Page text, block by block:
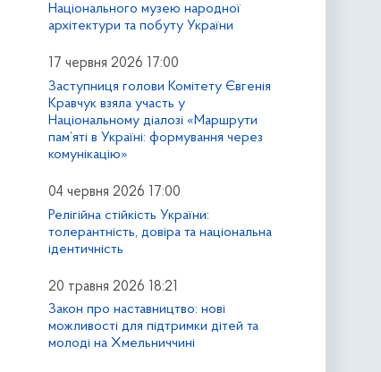
Національного музею народної
архітектури та побуту України
17 червня 2026 17:00
Заступниця голови Комітету Євгенія
Кравчук взяла участь у
Національному діалозі «Маршрути
пам’яті в Україні: формування через
комунікацію»
04 червня 2026 17:00
Релігійна стійкість України:
толерантність, довіра та національна
ідентичність
20 травня 2026 18:21
Закон про наставництво: нові
можливості для підтримки дітей та
молоді на Хмельниччині